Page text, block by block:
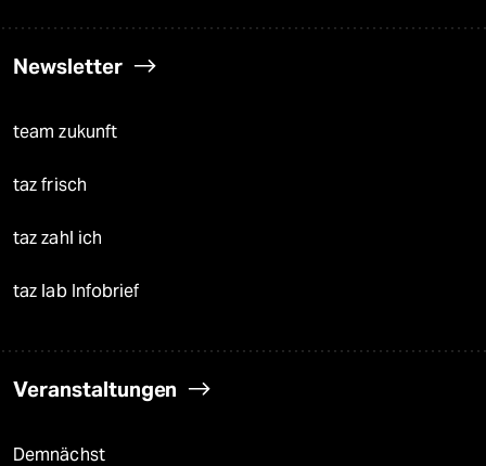
Newsletter
team zukunft
taz frisch
taz zahl ich
taz lab Infobrief
Veranstaltungen
Demnächst